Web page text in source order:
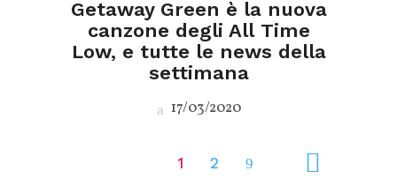
Getaway Green è la nuova
canzone degli All Time
Low, e tutte le news della
settimana
17/03/2020
1 2